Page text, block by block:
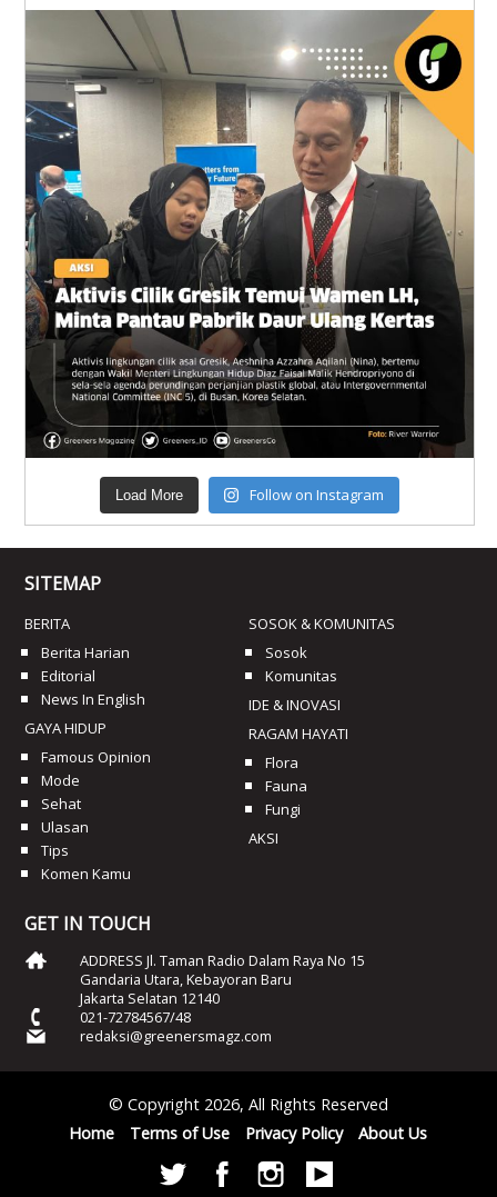
Load More Follow on Instagram
SITEMAP
BERITA
Berita Harian
Editorial
News In English
GAYA HIDUP
Famous Opinion
Mode
Sehat
Ulasan
Tips
Komen Kamu
SOSOK & KOMUNITAS
Sosok
Komunitas
IDE & INOVASI
RAGAM HAYATI
Flora
Fauna
Fungi
AKSI
GET IN TOUCH
ADDRESS Jl. Taman Radio Dalam Raya No 15
Gandaria Utara, Kebayoran Baru
Jakarta Selatan 12140
021-72784567/48
redaksi@greenersmagz.com
© Copyright 2026, All Rights Reserved
Home
Terms of Use Privacy Policy About Us